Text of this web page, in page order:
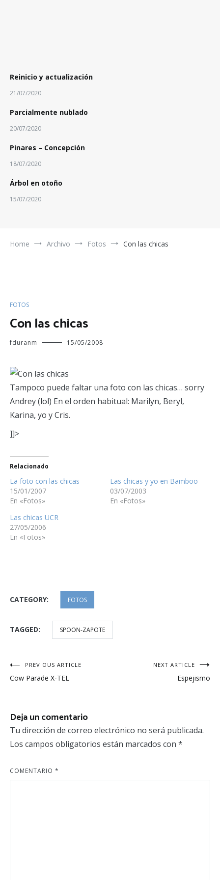
Reinicio y actualización
21/07/2020
Parcialmente nublado
20/07/2020
Pinares – Concepción
18/07/2020
Árbol en otoño
15/07/2020
Home Archivo Fotos Con las chicas
FOTOS
Con las chicas
fduranm 15/05/2008
Tampoco puede faltar una foto con las chicas… sorry
Andrey (lol) En el orden habitual: Marilyn, Beryl,
Karina, yo y Cris.
]]>
Relacionado
La foto con las chicas
15/01/2007
En «Fotos»
Las chicas y yo en Bamboo
03/07/2003
En «Fotos»
Las chicas UCR
27/05/2006
En «Fotos»
CATEGORY: FOTOS
TAGGED: SPOON-ZAPOTE
Navegación
de
PREVIOUS ARTICLE
Cow Parade X-TEL
NEXT ARTICLE
Espejismo
Deja un comentario
Tu dirección de correo electrónico no será publicada.
Los campos obligatorios están marcados con *
COMENTARIO *